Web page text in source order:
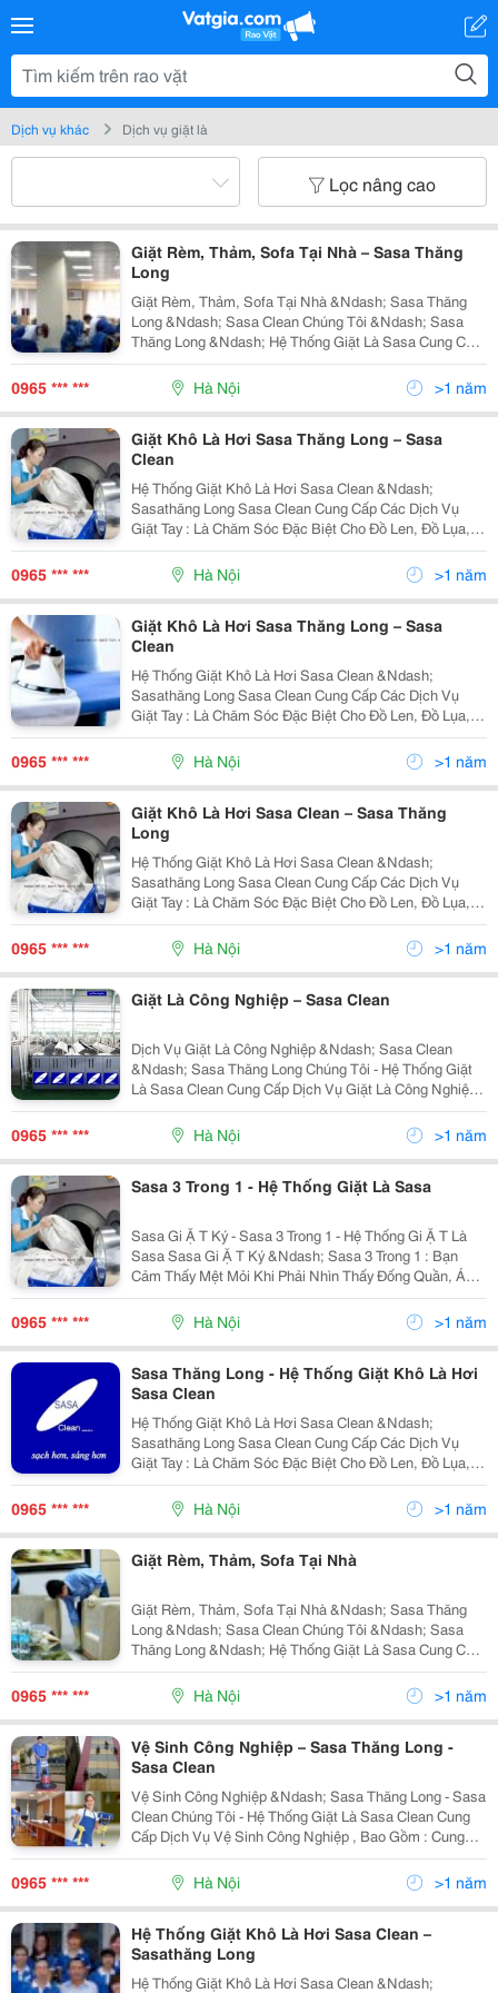
Dịch vụ khác Dịch vụ giặt là
Lọc nâng cao
Giặt Rèm, Thảm, Sofa Tại Nhà – Sasa Thăng
Long
Giặt Rèm, Thảm, Sofa Tại Nhà &Ndash; Sasa Thăng
Long &Ndash; Sasa Clean Chúng Tôi &Ndash; Sasa
Thăng Long &Ndash; Hệ Thống Giặt Là Sasa Cung Cấp
Dịch Vụ Giặt Rèm, Thảm, Sofa Tại Nhà Nhằm Đem Đến
Không Gian Sống Tốt Nhất Cho Gia Đình Bạn. Hãy
0965 *** *** Hà Nội >1 năm
Giặt Khô Là Hơi Sasa Thăng Long – Sasa
Clean
Hệ Thống Giặt Khô Là Hơi Sasa Clean &Ndash;
Sasathăng Long Sasa Clean Cung Cấp Các Dịch Vụ
Giặt Tay : Là Chăm Sóc Đặc Biệt Cho Đồ Len, Đồ Lụa,
Bộ Vest, Caravat, Sơmi Đắt Tiền...của Bạn Với Chi Phí
Hợp Lý. Dịch Vụ Giặt Chuyên Dụng Của Sasa Clean
0965 *** *** Hà Nội >1 năm
Giặt Khô Là Hơi Sasa Thăng Long – Sasa
Clean
Hệ Thống Giặt Khô Là Hơi Sasa Clean &Ndash;
Sasathăng Long Sasa Clean Cung Cấp Các Dịch Vụ
Giặt Tay : Là Chăm Sóc Đặc Biệt Cho Đồ Len, Đồ Lụa,
Bộ Vest, Caravat, Sơmi Đắt Tiền...của Bạn Với Chi Phí
Hợp Lý. Dịch Vụ Giặt Chuyên Dụng Của Sasa Clean
0965 *** *** Hà Nội >1 năm
Giặt Khô Là Hơi Sasa Clean – Sasa Thăng
Long
Hệ Thống Giặt Khô Là Hơi Sasa Clean &Ndash;
Sasathăng Long Sasa Clean Cung Cấp Các Dịch Vụ
Giặt Tay : Là Chăm Sóc Đặc Biệt Cho Đồ Len, Đồ Lụa,
Bộ Vest, Caravat, Sơmi Đắt Tiền...của Bạn Với Chi Phí
Hợp Lý. Dịch Vụ Giặt Chuyên Dụng Của Sasa Clean
0965 *** *** Hà Nội >1 năm
Giặt Là Công Nghiệp – Sasa Clean
Dịch Vụ Giặt Là Công Nghiệp &Ndash; Sasa Clean
&Ndash; Sasa Thăng Long Chúng Tôi - Hệ Thống Giặt
Là Sasa Clean Cung Cấp Dịch Vụ Giặt Là Công Nghiệp
(Chăn, Drap, Gối, Rèm Cửa),Đồng Phục Công Sở, Quần
Áo Bảo Hộ Cho Cáccông Ty, Bệnh Viện, Trường Học....
0965 *** *** Hà Nội >1 năm
Sasa 3 Trong 1 - Hệ Thống Giặt Là Sasa
Sasa Gi Ặ T Ký - Sasa 3 Trong 1 - Hệ Thống Gi Ặ T Là
Sasa Sasa Gi Ặ T Ký &Ndash; Sasa 3 Trong 1 : Bạn
Cảm Thấy Mệt Mỏi Khi Phải Nhìn Thấy Đống Quần, Áo
Bừa Bộn Ở Nhà. Hãy Mang Tới Gi Ặ T Là Sasa Để: Giặt
Sạch, Xả Thơm, Sấy Khô Chỉ Từ 5.000 - 7.000Đ/K
0965 *** *** Hà Nội >1 năm
Sasa Thăng Long - Hệ Thống Giặt Khô Là Hơi
Sasa Clean
Hệ Thống Giặt Khô Là Hơi Sasa Clean &Ndash;
Sasathăng Long Sasa Clean Cung Cấp Các Dịch Vụ
Giặt Tay : Là Chăm Sóc Đặc Biệt Cho Đồ Len, Đồ Lụa,
Bộ Vest, Caravat, Sơmi Đắt Tiền...của Bạn Với Chi Phí
Hợp Lý. Dịch Vụ Giặt Chuyên Dụng Của Sasa Clean
0965 *** *** Hà Nội >1 năm
Giặt Rèm, Thảm, Sofa Tại Nhà
Giặt Rèm, Thảm, Sofa Tại Nhà &Ndash; Sasa Thăng
Long &Ndash; Sasa Clean Chúng Tôi &Ndash; Sasa
Thăng Long &Ndash; Hệ Thống Giặt Là Sasa Cung Cấp
Dịch Vụ Giặt Rèm, Thảm, Sofa Tại Nhà Nhằm Đem Đến
Không Gian Sống Tốt Nhất Cho Gia Đình Bạn. Hãy
0965 *** *** Hà Nội >1 năm
Vệ Sinh Công Nghiệp – Sasa Thăng Long -
Sasa Clean
Vệ Sinh Công Nghiệp &Ndash; Sasa Thăng Long - Sasa
Clean Chúng Tôi - Hệ Thống Giặt Là Sasa Clean Cung
Cấp Dịch Vụ Vệ Sinh Công Nghiệp , Bao Gồm : Cung
Cấp Giúp Việc, Tạp Vụ, Dịch Vụ Vệ Sinh Nhà Cửa, Vệ
Sinh Sau Xây Dựng , Vệ Sinh Nhà Xưởng , Vệ
0965 *** *** Hà Nội >1 năm
Hệ Thống Giặt Khô Là Hơi Sasa Clean –
Sasathăng Long
Hệ Thống Giặt Khô Là Hơi Sasa Clean &Ndash;